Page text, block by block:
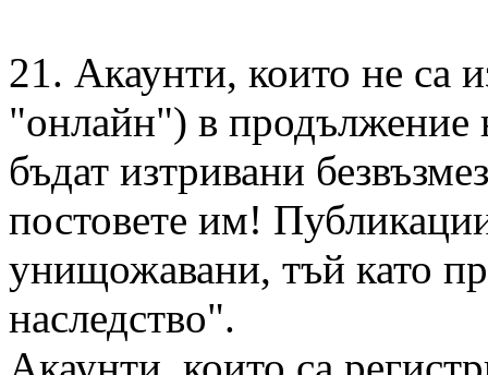
21. Акаунти, които не са
"онлайн") в
бъдат изтривани
постовете им!
унищожавани, тъй като
наследство".